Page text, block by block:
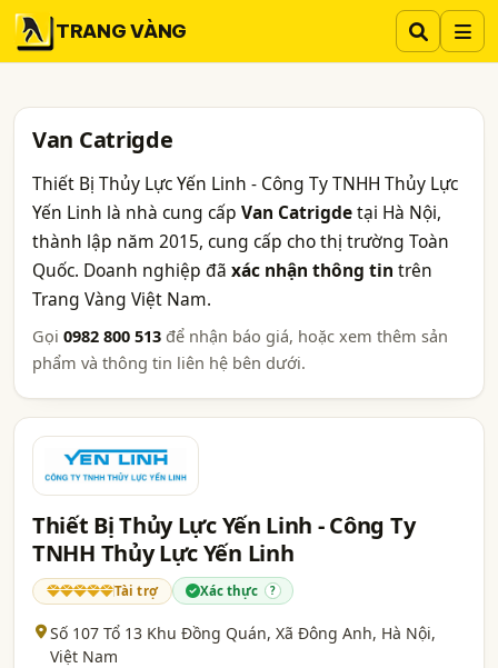
TRANG VÀNG
Van Catrigde
Thiết Bị Thủy Lực Yến Linh - Công Ty TNHH Thủy Lực
Yến Linh là nhà cung cấp Van Catrigdetại Hà Nội,
thành lập năm 2015, cung cấp cho thị trường Toàn
Quốc. Doanh nghiệp đã xác nhận thông tin trên
Trang Vàng Việt Nam.
Gọi 0982 800 513 để nhận báo giá, hoặc xem thêm sản
phẩm và thông tin liên hệ bên dưới.
Thiết Bị Thủy Lực Yến Linh - Công Ty
TNHH Thủy Lực Yến Linh
Tài trợ Xác thực ?
Số 107 Tổ 13 Khu Đồng Quán, Xã Đông Anh, Hà Nội,
Việt Nam